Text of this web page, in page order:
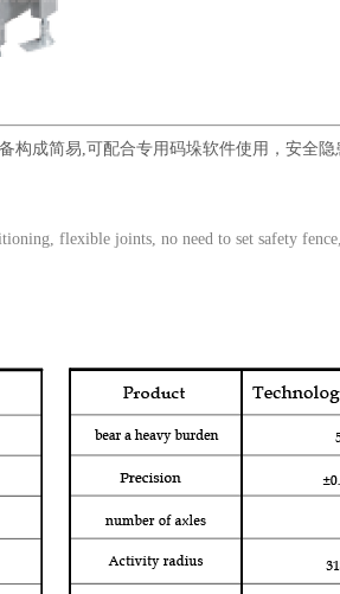
成简易,可配合专用码垛软件使用，安全隐
flexible joints, no need to set safety